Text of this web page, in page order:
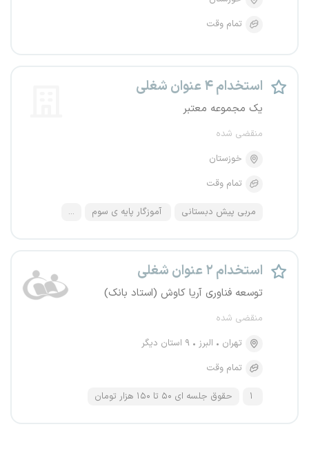
تمام وقت
استخدام ۴ عنوان شغلی
یک مجموعه معتبر
منقضی شده
خوزستان
تمام وقت
مربی پیش دبستانی آموزگار پایه ی سوم ...
استخدام ۲ عنوان شغلی
توسعه فناوری آریا کاوش (استاد بانک)
منقضی شده
تهران
البرز
۹ استان دیگر
تمام وقت
حقوق جلسه ای ۵۰ تا ۱۵۰ هزار تومان